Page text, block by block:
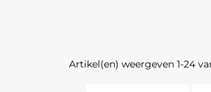
Artikel(en) weergeven 1-24